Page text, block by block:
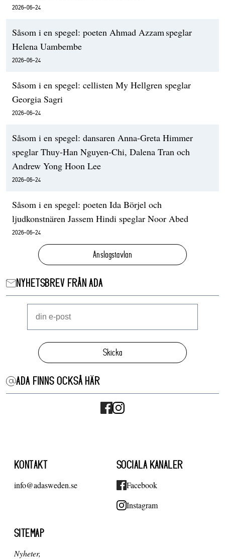
2026-06-24
Såsom i en spegel: poeten Ahmad Azzam speglar
Helena Uambembe
2026-06-24
Såsom i en spegel: cellisten My Hellgren speglar
Georgia Sagri
2026-06-24
Såsom i en spegel: dansaren Anna-Greta Himmer
speglar Thuy-Han Nguyen-Chi, Dalena Tran och
Andrew Yong Hoon Lee
2026-06-24
Såsom i en spegel: poeten Ida Börjel och
ljudkonstnären Jassem Hindi speglar Noor Abed
2026-06-24
Anslagstavlan
NYHETSBREV FRÅN ADA
Skicka
ADA FINNS OCKSÅ HÄR
KONTAKT
info@adasweden.se
SOCIALA KANALER
Facebook
Instagram
SITEMAP
Nyheter